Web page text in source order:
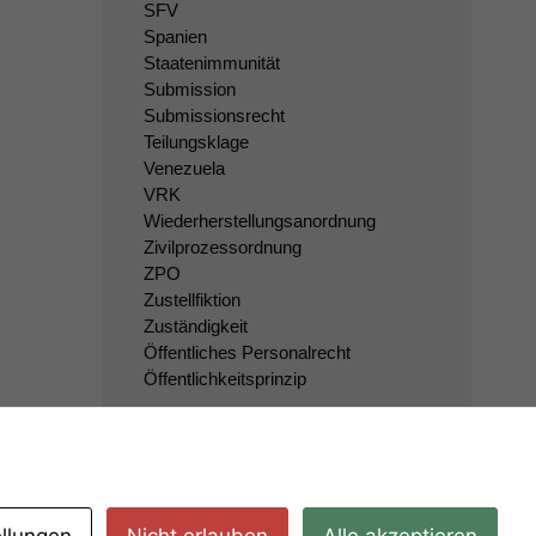
SFV
Spanien
Staatenimmunität
Submission
Submissionsrecht
Teilungsklage
Venezuela
VRK
Wiederherstellungsanordnung
Zivilprozessordnung
ZPO
Zustellfiktion
Zuständigkeit
Öffentliches Personalrecht
Öffentlichkeitsprinzip